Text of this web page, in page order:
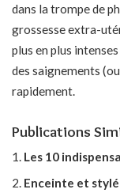
dans la trompe de
grossesse extra-
plus en plus
des saignements
rapidement.
Publications
Les 10
Enceinte et